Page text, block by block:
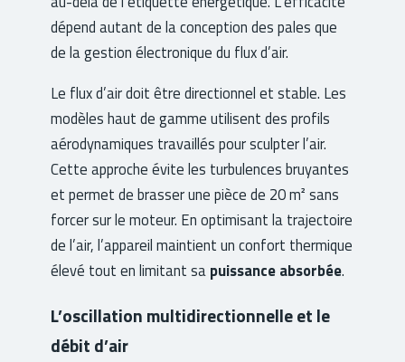
dépend autant de la conception des pales que
de la gestion électronique du flux d’air.
Le flux d’air doit être directionnel et stable. Les
modèles haut de gamme utilisent des profils
aérodynamiques travaillés pour sculpter l’air.
Cette approche évite les turbulences bruyantes
et permet de brasser une pièce de 20 m² sans
forcer sur le moteur. En optimisant la trajectoire
de l’air, l’appareil maintient un confort thermique
élevé tout en limitant sa puissance absorbée.
L’oscillation multidirectionnelle et le
débit d’air